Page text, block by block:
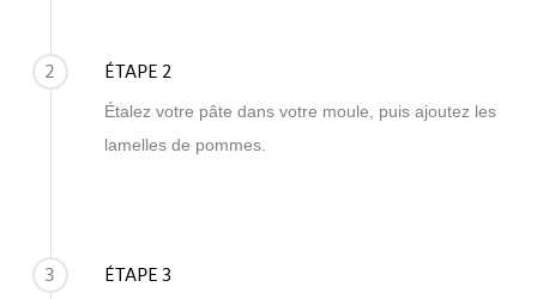
2 ÉTAPE 2
Étalez votre pâte dans votre moule, puis ajoutez les
lamelles de pommes.
3 ÉTAPE 3